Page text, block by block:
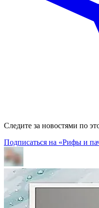
Следите за новостями по
Подписаться на «Рифы и